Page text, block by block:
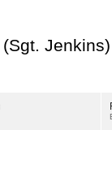
(Sgt. Jenkins)